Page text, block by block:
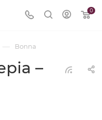
0
— Bonna
–